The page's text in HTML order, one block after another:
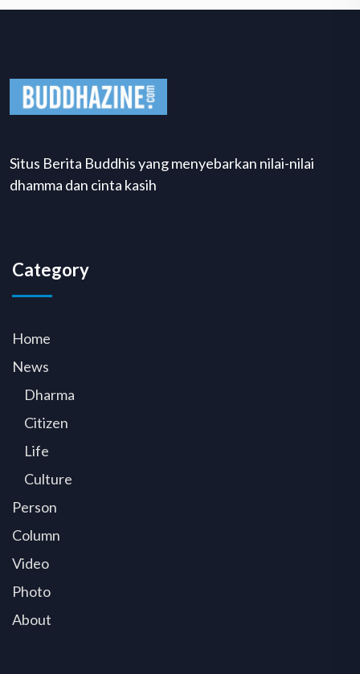
Situs Berita Buddhis yang menyebarkan nilai-nilai
dhamma dan cinta kasih
Category
Home
News
Dharma
Citizen
Life
Culture
Person
Column
Video
Photo
About